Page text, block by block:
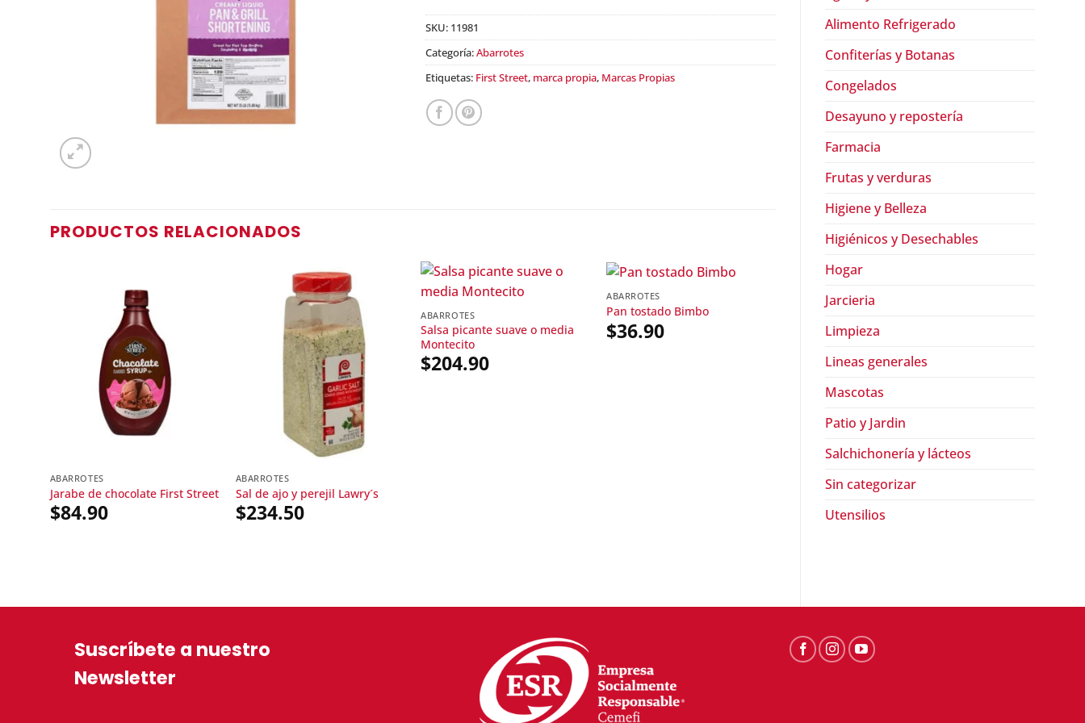
Alimento Refrigerado
Confiterías y Botanas
Congelados
Desayuno y repostería
Farmacia
Frutas y verduras
Higiene y Belleza
Higiénicos y Desechables
Hogar
Jarcieria
Limpieza
Lineas generales
Mascotas
Patio y Jardin
Salchichonería y lácteos
Sin categorizar
Utensilios
SKU: 11981
Categoría:Abarrotes
Etiquetas: First Street, marca propia, Marcas Propias
PRODUCTOS RELACIONADOS
ABARROTES
Jarabe de chocolate First Street
$84.90
ABARROTES
Sal de ajo y perejil Lawry´s
$234.50
ABARROTES
Salsa picante suave o media
Montecito
$204.90
ABARROTES
Pan tostado Bimbo
$36.90
ABARROTES
Crutones sazonados estilo
Casero o Restaurant First
Suscríbete a nuestro
Newsletter